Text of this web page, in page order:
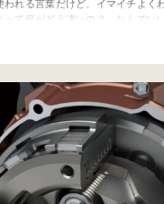
われる言葉だけど、イマイチよく
って何がどう凄いの？ なんでい
そんなキーワードをわかりやすく
』だ。 そもそも『スポークホイ